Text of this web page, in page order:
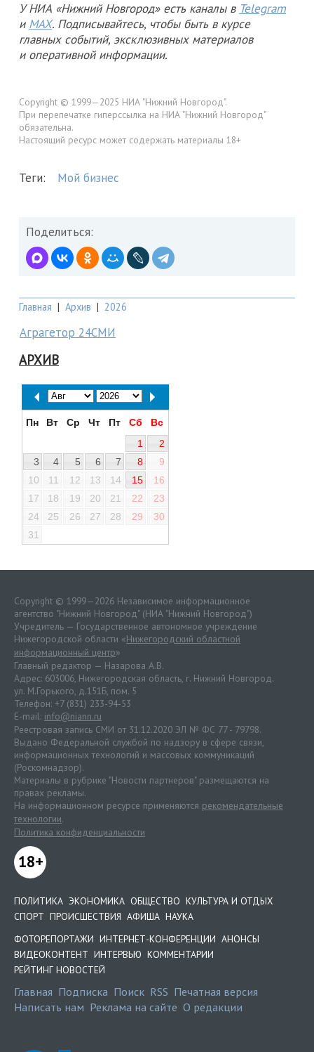
У НИА «Нижний Новгород» есть каналы в Telegram
и MAX. Подписывайтесь, чтобы быть в курсе
главных событий, эксклюзивных материалов
и оперативной информации.
Copyright © 1999—2025 НИА "Нижний Новгород".
При перепечатке гиперссылка на НИА "Нижний Новгород"
обязательна.
Настоящий ресурс может содержать материалы 18+
Теги: Мой бизнес
Поделиться:
Главная | Архив | 2026
Аграгетор 24СМИ
АРХИВ
Пн Вт Ср Чт Пт Сб
Вс
1
2
3
4 5 6 7 8
9
10
11 12 13 14 15
16
17
18 19 20 21 22
23
24
25 26 27 28 29
30
31
Copyright © 1999—2026 Независимое информационное
агентство "Нижний Новгород" (НИА "Нижний Новгород")
Учредитель — Государственное автономное учреждение
Нижегородской области «Нижегородский областной
информационный центр»
Главный редактор — Назарова А.В.
Адрес: 603006, Нижегородская область, г. Нижний Новгород.
ул. М.Горького, д.151Б, пом. 5
Телефон: +7 (831) 233-94-53
E-mail: info@niann.ru
Реестровая запись СМИ от 31.12.2020 ЭЛ № ФС 77 - 79798.
Выдано Федеральной службой по надзору в сфере связи,
информационных технологий и массовых коммуникаций
(Роскомнадзор).
Материалы в рубрике "Новости партнеров" размещаются на
правах рекламы.
На информационном ресурсе применяются рекомендательные
технологии.
Политика конфиденциальности
18+
ПОЛИТИКА ЭКОНОМИКА ОБЩЕСТВО КУЛЬТУРА И ОТДЫХ
СПОРТ ПРОИСШЕСТВИЯ АФИША НАУКА
ФОТОРЕПОРТАЖИ ИНТЕРНЕТ-КОНФЕРЕНЦИИ АНОНСЫ
ВИДЕОКОНТЕНТ ИНТЕРВЬЮ КОММЕНТАРИИ
РЕЙТИНГ НОВОСТЕЙ
Главная Подписка Поиск RSS Печатная версия
Написать нам Реклама на сайте О редакции